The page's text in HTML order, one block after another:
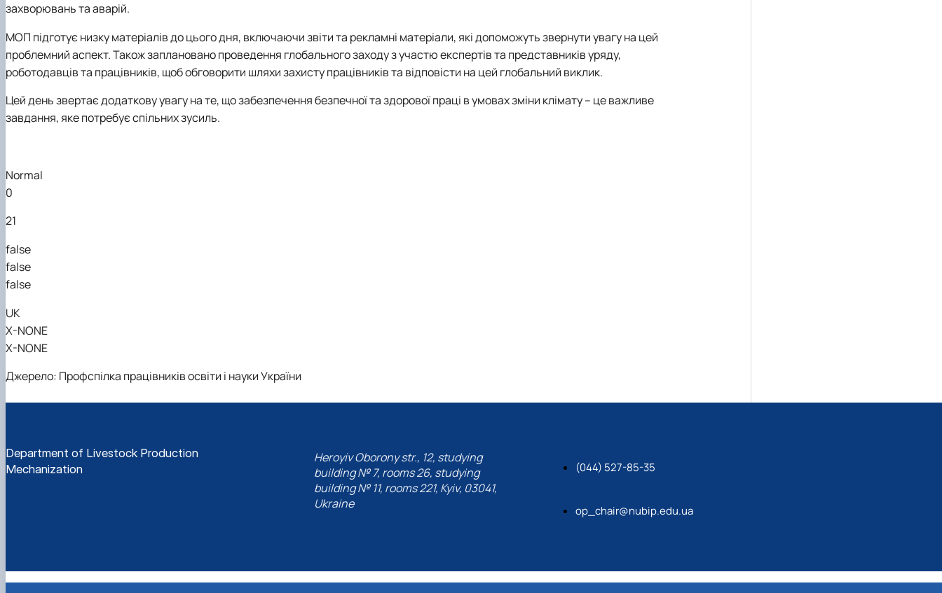
захворювань та аварій.
МОП підготує низку матеріалів до цього дня, включаючи звіти та рекламні матеріали, які допоможуть звернути увагу на цей
проблемний аспект. Також заплановано проведення глобального заходу з участю експертів та представників уряду,
роботодавців та працівників, щоб обговорити шляхи захисту працівників та відповісти на цей глобальний виклик.
Цей день звертає додаткову увагу на те, що забезпечення безпечної та здорової праці в умовах зміни клімату – це важливе
завдання, яке потребує спільних зусиль.
Normal
0
21
false
false
false
UK
X-NONE
X-NONE
Джерело: Профспілка працівників освіти і науки України
Department of Livestock Production
Mechanization
Heroyiv Oborony str., 12, studying
building № 7, rooms 26, studying
building № 11, rooms 221, Kyiv, 03041,
Ukraine
(044) 527-85-35
op_chair@nubip.edu.ua